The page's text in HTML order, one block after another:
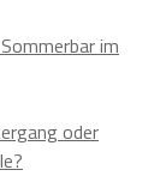
im
oder